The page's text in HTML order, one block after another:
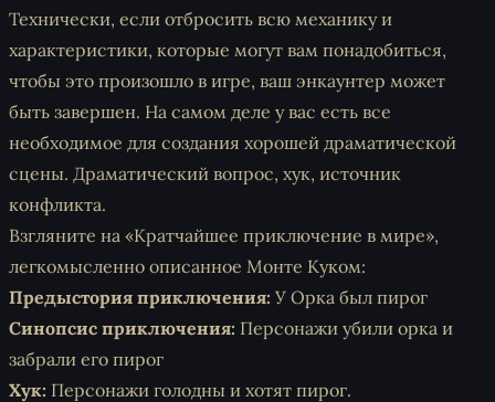
Технически, если отбросить всю механику и
характеристики, которые могут вам понадобиться,
чтобы это произошло в игре, ваш энкаунтер может
быть завершен. На самом деле у вас есть все
необходимое для создания хорошей драматической
сцены. Драматический вопрос, хук, источник
конфликта.
Взгляните на «Кратчайшее приключение в мире»,
легкомысленно описанное Монте Куком:
Предыстория приключения: У Орка был пирог
Синопсис приключения: Персонажи убили орка и
забрали его пирог
Хук: Персонажи голодны и хотят пирог.